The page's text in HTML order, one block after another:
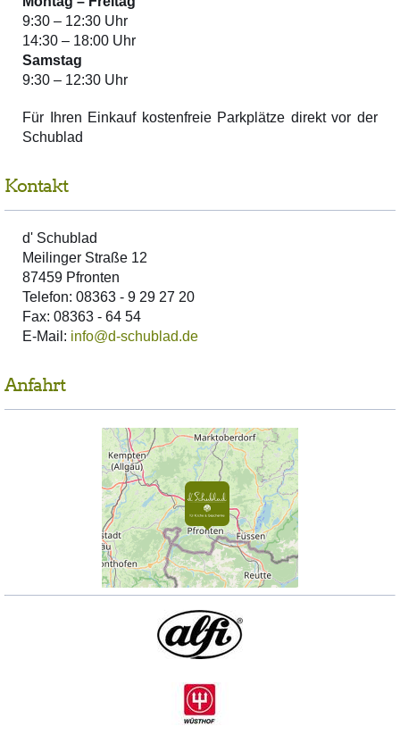
9:30 – 12:30 Uhr
14:30 – 18:00 Uhr
Samstag
9:30 – 12:30 Uhr
Für Ihren Einkauf kostenfreie Parkplätze direkt vor der
Schublad
Kontakt
d' Schublad
Meilinger Straße 12
87459 Pfronten
Telefon: 08363 - 9 29 27 20
Fax: 08363 - 64 54
E-Mail: info@d-schublad.de
Anfahrt